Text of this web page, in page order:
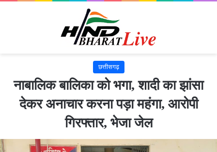
छत्तीसगढ़
नाबालिक बालिका को भगा, शादी का झांसा
देकर अनाचार करना पड़ा महंगा, आरोपी
गिरफ्तार, भेजा जेल